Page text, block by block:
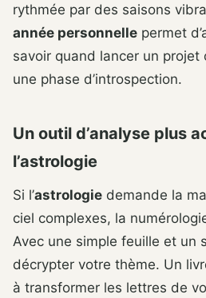
rythmée par des saisons
année personnelle permet
savoir quand lancer un projet
une phase d’introspection.
Un outil d’analyse plus
l’astrologie
Si l’astrologie demande la
ciel complexes, la
Avec une simple feuille et un
décrypter votre thème. Un
à transformer les lettres de